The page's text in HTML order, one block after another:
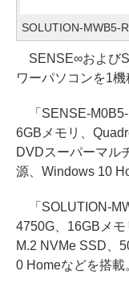
SOLUTION-MWB5-
SENSE∞および
ワーパソコンを1機
「SENSE-M0B5-
6GBメモリ、
DVDスーパーマル
源、Windows 10
「SOLUTION-
4750G、16GBメ
M.2 NVMe SSD、
0 Homeなどを搭載